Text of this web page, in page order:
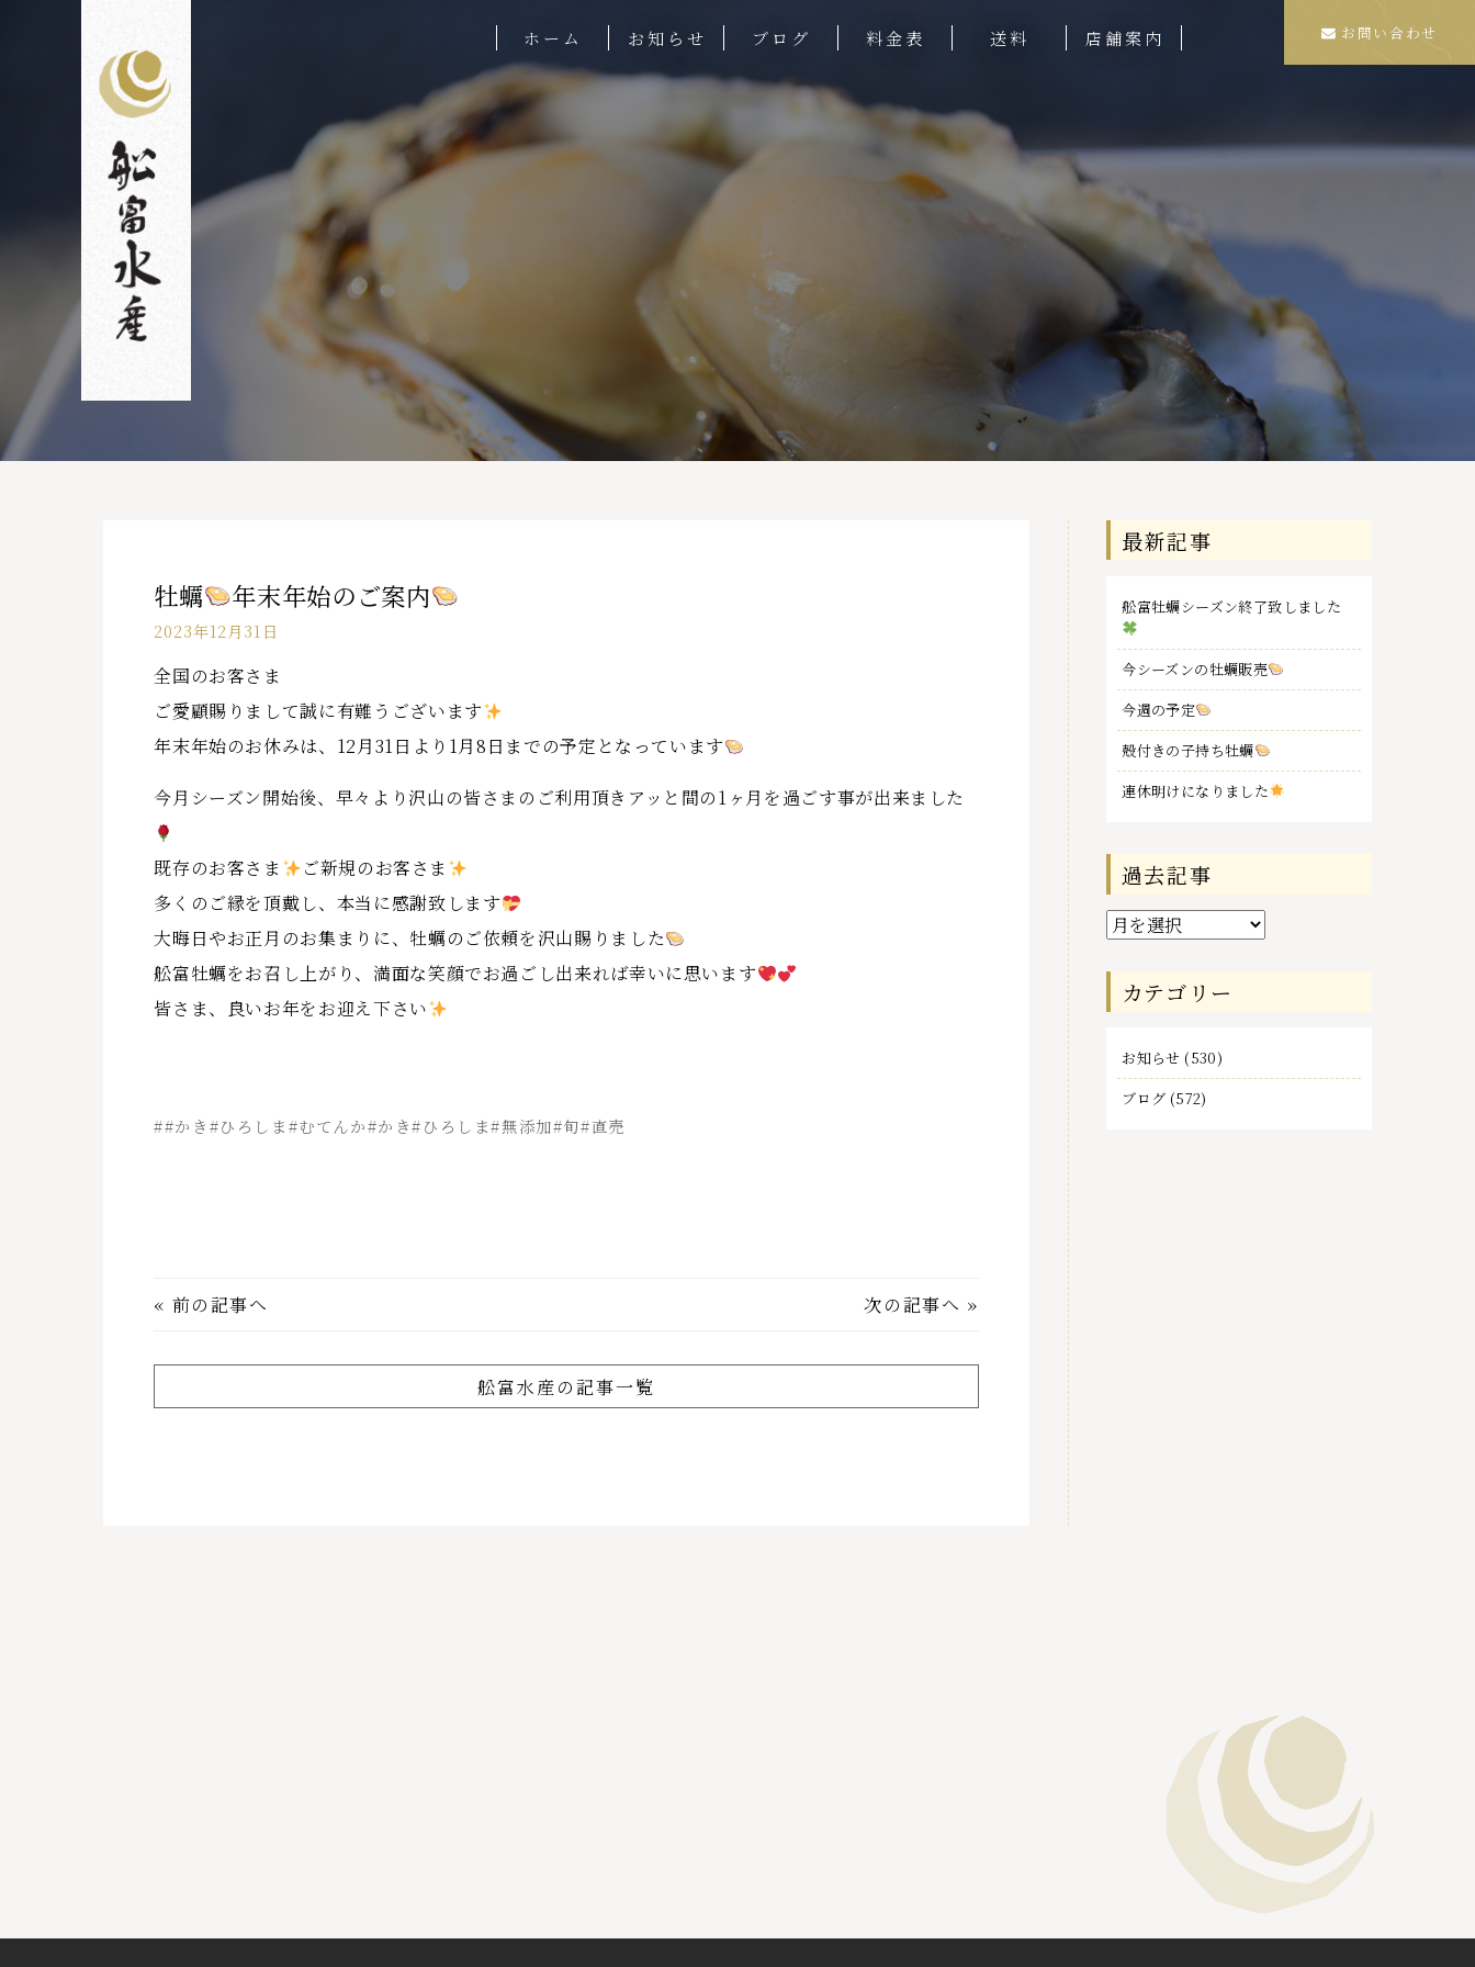
ホーム お知らせ ブログ 料金表 送料 店舗案内 お問い合わせ
牡蠣 年末年始のご案内
2023年12月31日
全国のお客さま
ご愛顧賜りまして誠に有難うございます
年末年始のお休みは、12月31日より1月8日までの予定となっています
今月シーズン開始後、早々より沢山の皆さまのご利用頂きアッと間の1ヶ月を過ごす事が出来ました
既存のお客さま
ご新規のお客さま
多くのご縁を頂戴し、本当に感謝致します
大晦日やお正月のお集まりに、牡蠣のご依頼を沢山賜りました
舩富牡蠣をお召し上がり、満面な笑顔でお過ごし出来れば幸いに思います
皆さま、良いお年をお迎え下さい
##かき#ひろしま#むてんか#かき#ひろしま#無添加#旬#直売
« 前の記事へ 次の記事へ »
舩富水産の記事一覧
最新記事
舩富牡蠣シーズン終了致しました
今シーズンの牡蠣販売
今週の予定
殻付きの子持ち牡蠣
連休明けになりました
過去記事
過
去
記
事カテゴリー
お知らせ (530)
ブログ (572)